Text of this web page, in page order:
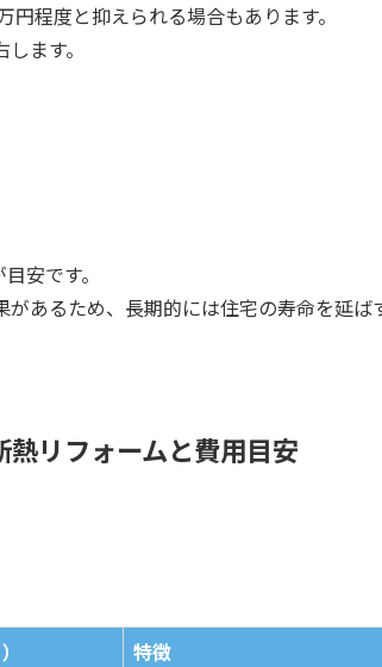
程度と抑えられる場合もあります。
ます。
安です。
あるため、長期的には住宅の寿命を延ば
熱リフォームと費用目安
特徴